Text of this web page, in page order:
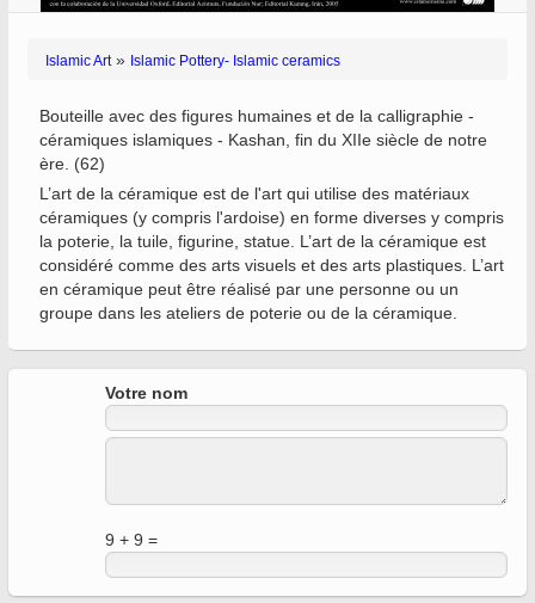
Islamic Art» Islamic Pottery- Islamic ceramics
Bouteille avec des figures humaines et de la calligraphie -
céramiques islamiques - Kashan, fin du XIIe siècle de notre
ère. (62)
L’art de la céramique est de l'art qui utilise des matériaux
céramiques (y compris l'ardoise) en forme diverses y compris
la poterie, la tuile, figurine, statue. L’art de la céramique est
considéré comme des arts visuels et des arts plastiques. L’art
en céramique peut être réalisé par une personne ou un
groupe dans les ateliers de poterie ou de la céramique.
Votre nom
9 + 9 =